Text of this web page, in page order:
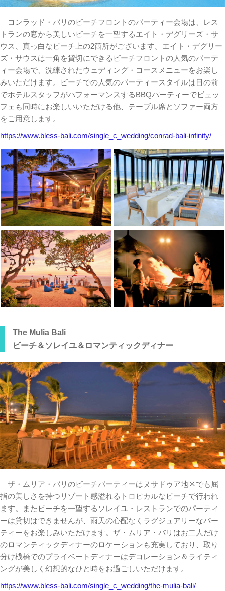
コンラッド・バリのビーチフロントのパーティー会場は、レス
トランの窓から美しいビーチを一望するエイト・デグリーズ・サ
ウス、真っ白なビーチ上の2箇所がございます。エイト・デグリー
ズ・サウスは一角を貸切にできるビーチフロントの人気のパーテ
ィー会場で、洗練されたウェディング・コースメニューをお楽し
みいただけます。ビーチでの人気のパーティースタイルは目の前
でホテルスタッフがパフォーマンスするBBQパーティーでビュッ
フェも同時にお楽しいいただける他、テーブル席とソファー両方
をご用意します。
https://www.bless-bali.com/single_c_wedding/conrad-bali-infinity/
The Mulia Bali
ビーチ＆ソレイユ＆ロマンティックディナー
ザ・ムリア・バリのビーチパーティーはヌサドゥア地区でも屈
指の美しさを持つリゾート感溢れるトロピカルなビーチで行われ
ます。またビーチを一望するソレイユ・レストランでのパーティ
ーは貸切はできませんが、雨天の心配なくラグジュアリーなパー
ティーをお楽しみいただけます。ザ・ムリア・バリはお二人だけ
のロマンティックディナーのロケーションも充実しており、取り
分け桟橋でのプライベートディナーはデコレーション＆ライティ
ングが美しく幻想的なひと時をお過ごしいただけます。
https://www.bless-bali.com/single_c_wedding/the-mulia-bali/